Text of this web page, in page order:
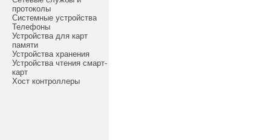
протоколы
Системные устройства
Телефоны
Устройства для карт
памяти
Устройства хранения
Устройства чтения смарт-
карт
Хост контроллеры